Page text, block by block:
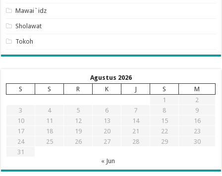
Mawai`idz
Sholawat
Tokoh
Agustus 2026
S
S R K J S
M
1
2
3
4 5 6 7 8
9
10
11 12 13 14 15
16
17
18 19 20 21 22
23
24
25 26 27 28 29
30
31
« Jun